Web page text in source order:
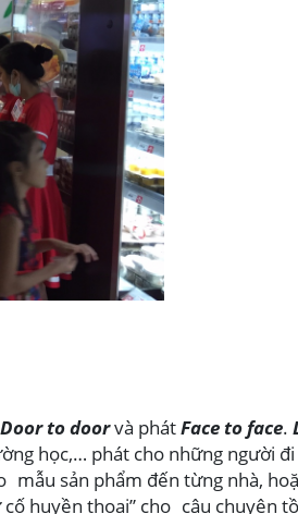
Door to doorvà phátFace to face.
học,… phát cho những người
sản phẩm đến từng nhà,
huyền thoại” cho câu chuyện